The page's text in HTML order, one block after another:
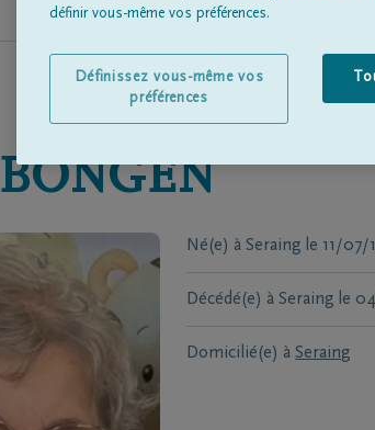
BONGEN
Né(e) à Seraing le 11/07/
Décédé(e) à Seraing le
Domicilié(e) à Seraing
définir vous-même vos préférences.
Définissez vous-même vos
préférences